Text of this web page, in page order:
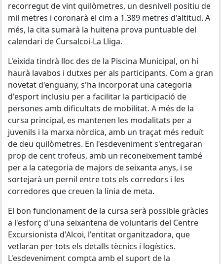
recorregut de vint quilòmetres, un desnivell positiu de
mil metres i coronarà el cim a 1.389 metres d'altitud. A
més, la cita sumarà la huitena prova puntuable del
calendari de Cursalcoi-La Lliga.
L'eixida tindrà lloc des de la Piscina Municipal, on hi
haurà lavabos i dutxes per als participants. Com a gran
novetat d'enguany, s'ha incorporat una categoria
d'esport inclusiu per a facilitar la participació de
persones amb dificultats de mobilitat. A més de la
cursa principal, es mantenen les modalitats per a
juvenils i la marxa nòrdica, amb un traçat més reduït
de deu quilòmetres. En l'esdeveniment s'entregaran
prop de cent trofeus, amb un reconeixement també
per a la categoria de majors de seixanta anys, i se
sortejarà un pernil entre tots els corredors i les
corredores que creuen la línia de meta.
El bon funcionament de la cursa serà possible gràcies
a l'esforç d'una seixantena de voluntaris del Centre
Excursionista d'Alcoi, l'entitat organitzadora, que
vetlaran per tots els detalls tècnics i logístics.
L'esdeveniment compta amb el suport de la